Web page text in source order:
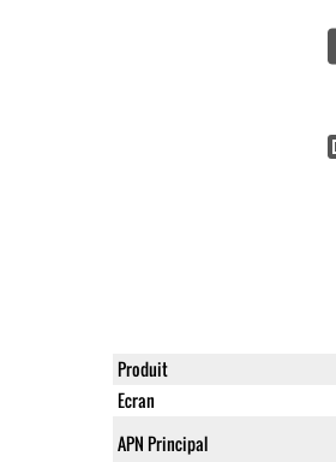
Produit
Ecran
APN Principal